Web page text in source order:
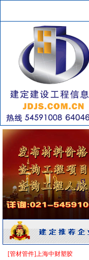
[管材管件]上海中财塑胶
低压配电房 [采购中]
电气控制开关 [采购中]
简单装修 [采购中]
水泵
[采购中]
光源灯具 [采购中]
防雷接地 [采购中]
筒灯 [采购中]
石英灯 [采购中]
墙地面砖 [采购中]
供水设备 [采购中]
卫浴洁具
玻璃幕墙 [采购中]
油漆涂料 [采购中]
材耐磨砖 [采购中]
高 [采购中]
变频给水设备
变频给水设备 [采购中]